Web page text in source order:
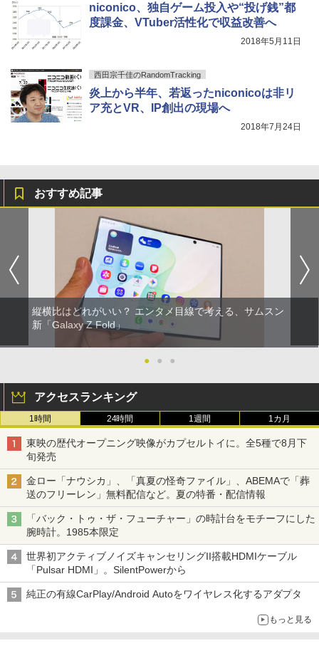
niconico、独自ゲーム投入や“投げ銭”都
度課金、VTuber活性化で収益改善へ
2018年5月11日
西田宗千佳のRandomTracking
炎上から半年、若返ったniconicoは非リ
ア充とVR、IP創出の現場へ
2018年7月24日
おすすめ記事
縦横比はどれがいい？ エンタメ目線で考える、サムスン
新「Galaxy Z Fold」
● ● ●
アクセスランキング
1時間 24時間 1週間 1カ月
東映の歴代オープニング映像がカプセルトイに。全5種で8月下
旬発売
金ロー「ナウシカ」、「真夏の怪奇ファイル」、ABEMAで「葬
送のフリーレン」無料配信など。夏の特番・配信情報
「バック・トゥ・ザ・フューチャー」の時計台をモチーフにした
腕時計。1985本限定
世界初アクティブノイズキャンセリングII搭載HDMIケーブル
「Pulsar HDMI」。SilentPowerから
純正の有線CarPlay/Android Autoをワイヤレス化するアダプタ
もっと見る